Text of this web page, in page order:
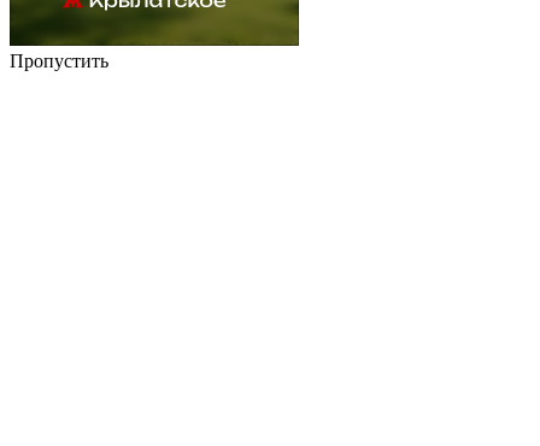
Пропустить